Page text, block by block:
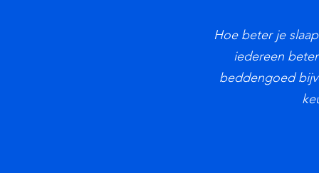
Hoe beter je
iedereen
beddengoed